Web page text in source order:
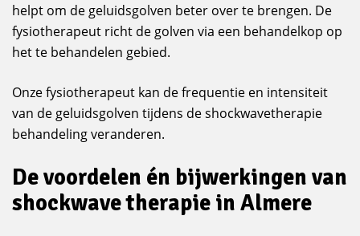
helpt om de geluidsgolven beter over te brengen. De
fysiotherapeut richt de golven via een behandelkop op
het te behandelen gebied.
Onze fysiotherapeut kan de frequentie en intensiteit
van de geluidsgolven tijdens de shockwavetherapie
behandeling veranderen.
De voordelen én bijwerkingen van
shockwave therapie in Almere